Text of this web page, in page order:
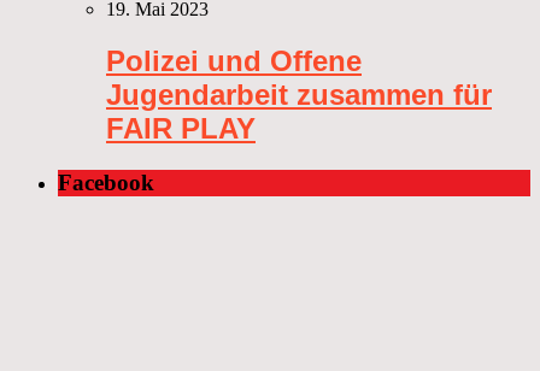
19. Mai 2023
Polizei und Offene
Jugendarbeit zusammen für
FAIR PLAY
Facebook